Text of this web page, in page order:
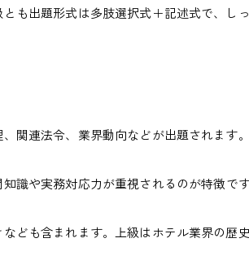
とも出題形式は多肢選択式＋記述式で、し
関連法令、業界動向などが出題されます。
識や実務対応力が重視されるのが特徴です
ども含まれます。上級はホテル業界の歴